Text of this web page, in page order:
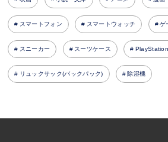
スマートフォン スマートウォッチ ゲ
スニーカー スーツケース
リュックサック(バックパック) 除湿機